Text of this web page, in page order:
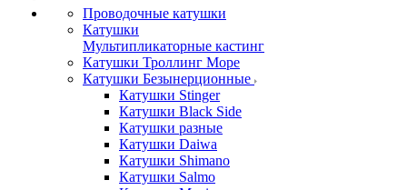
Проводочные катушки
Катушки
Мультипликаторные кастинг
Катушки Троллинг Море
Катушки Безынерционные
Катушки Stinger
Катушки Black Side
Катушки разные
Катушки Daiwa
Катушки Shimano
Катушки Salmo